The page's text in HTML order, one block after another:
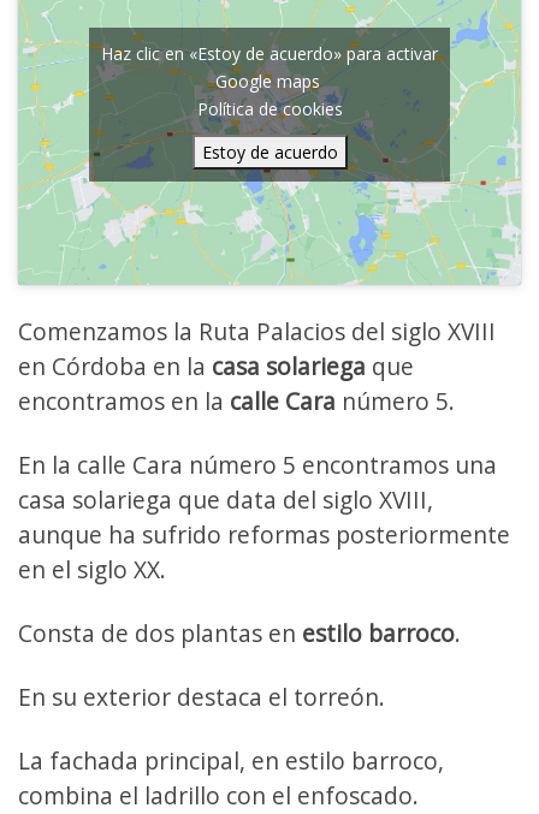
Haz clic en «Estoy de acuerdo» para activar
Google maps
Política de cookies
Estoy de acuerdo
Comenzamos la Ruta Palacios del siglo XVIII
en Córdoba en la casa solariega que
encontramos en la calle Cara número 5.
En la calle Cara número 5 encontramos una
casa solariega que data del siglo XVIII,
aunque ha sufrido reformas posteriormente
en el siglo XX.
Consta de dos plantas en estilo barroco.
En su exterior destaca el torreón.
La fachada principal, en estilo barroco,
combina el ladrillo con el enfoscado.